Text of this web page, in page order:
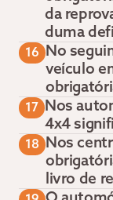
da
duma
16 No
veículo
17 Nos
4x4
18 Nos
livro de